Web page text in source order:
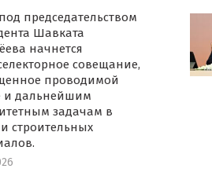
председательством
Шавката
начнется
совещание,
проводимой
и дальнейшим
задачам в
строительных